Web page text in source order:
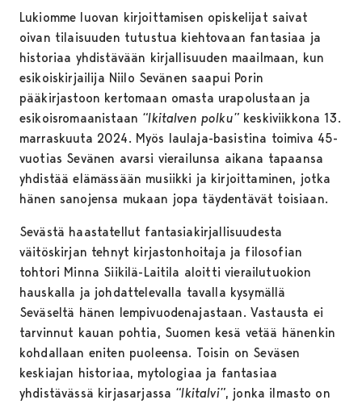
Lukiomme luovan kirjoittamisen opiskelijat saivat
oivan tilaisuuden tutustua kiehtovaan fantasiaa ja
historiaa yhdistävään kirjallisuuden maailmaan, kun
esikoiskirjailija Niilo Sevänen saapui Porin
pääkirjastoon kertomaan omasta urapolustaan ja
esikoisromaanistaan “Ikitalven polku” keskiviikkona 13.
marraskuuta 2024. Myös laulaja-basistina toimiva 45-
vuotias Sevänen avarsi vierailunsa aikana tapaansa
yhdistää elämässään musiikki ja kirjoittaminen, jotka
hänen sanojensa mukaan jopa täydentävät toisiaan.
Sevästä haastatellut fantasiakirjallisuudesta
väitöskirjan tehnyt kirjastonhoitaja ja filosofian
tohtori Minna Siikilä-Laitila aloitti vierailutuokion
hauskalla ja johdattelevalla tavalla kysymällä
Seväseltä hänen lempivuodenajastaan. Vastausta ei
tarvinnut kauan pohtia, Suomen kesä vetää hänenkin
kohdallaan eniten puoleensa. Toisin on Seväsen
keskiajan historiaa, mytologiaa ja fantasiaa
yhdistävässä kirjasarjassa “Ikitalvi”, jonka ilmasto on